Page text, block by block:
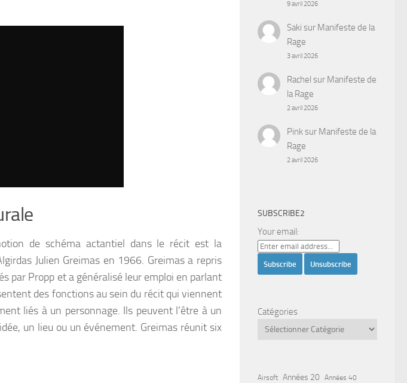
de schéma actantiel dans le récit est la
Julien Greimas en 1966. Greimas a repris
par Propp et a généralisé leur emploi en parlant
des fonctions au sein du récit qui viennent
liés à un personnage. Ils peuvent l’être à un
un lieu ou un événement. Greimas réunit six
9 avril 2026
Saki sur Manifeste de la
Rage
3 avril 2026
Rachel sur Manifeste de
la Rage
2 avril 2026
Pinksur Manifeste de la
Rage
2 avril 2026
SUBSCRIBE2
Your email:
Catégories
Airsoft Années 20 Années 40